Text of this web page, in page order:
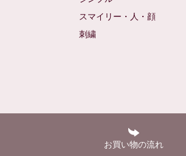
スマイリー・人・顔
刺繍
お買い物の流れ